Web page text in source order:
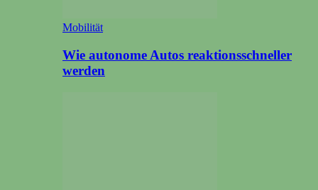
Mobilität
Wie autonome Autos reaktionsschneller
werden